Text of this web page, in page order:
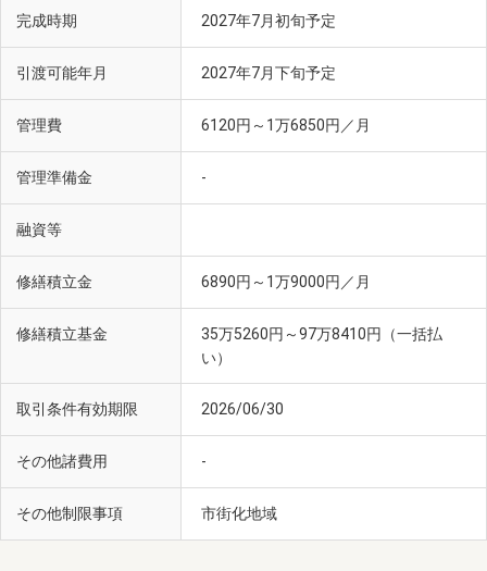
完成時期 2027年7月初旬予定
引渡可能年月 2027年7月下旬予定
管理費 6120円～1万6850円／月
管理準備金 -
融資等
修繕積立金 6890円～1万9000円／月
修繕積立基金
35万5260円～97万8410円（一括払
い）
取引条件有効期限 2026/06/30
その他諸費用 -
その他制限事項 市街化地域